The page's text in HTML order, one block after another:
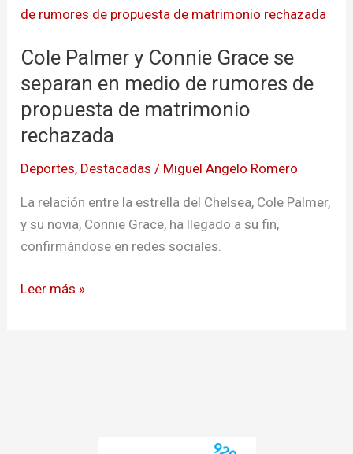
Cole Palmer y Connie Grace se
separan en medio de rumores de
propuesta de matrimonio
rechazada
Deportes, Destacadas / Miguel Angelo Romero
La relación entre la estrella del Chelsea, Cole Palmer,
y su novia, Connie Grace, ha llegado a su fin,
confirmándose en redes sociales.
Palmer
Connie
Grace
separan
en
medio
rumores
de
propuesta
Leer más »